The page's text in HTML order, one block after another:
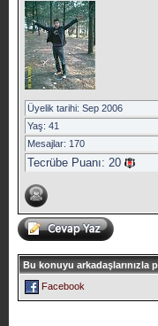
Üyelik tarihi: Sep 2006
Yaş: 41
Mesajlar: 170
Tecrübe Puanı: 20
Bu konuyu arkadaşlarınızla
Facebook